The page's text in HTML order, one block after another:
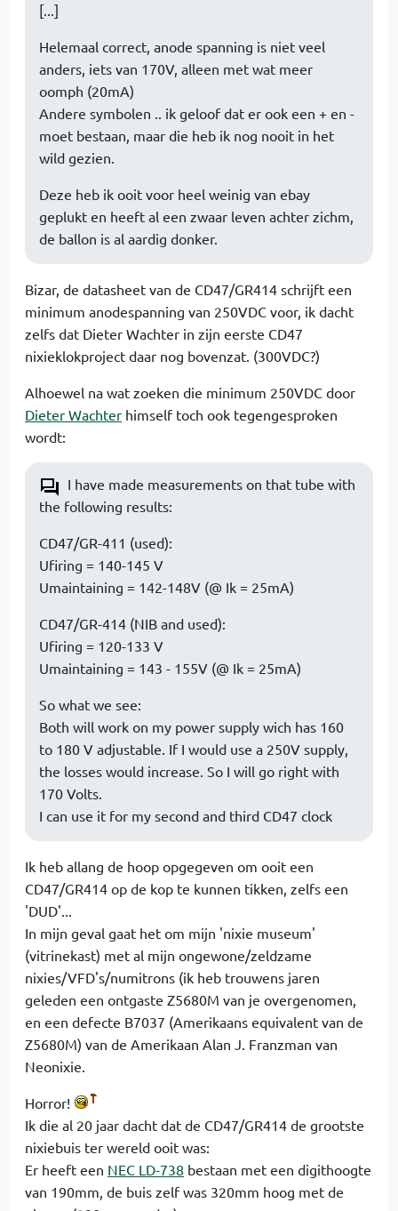
[...]
Helemaal correct, anode spanning is niet veel
anders, iets van 170V, alleen met wat meer
oomph (20mA)
Andere symbolen .. ik geloof dat er ook een + en -
moet bestaan, maar die heb ik nog nooit in het
wild gezien.
Deze heb ik ooit voor heel weinig van ebay
geplukt en heeft al een zwaar leven achter zichm,
de ballon is al aardig donker.
Bizar, de datasheet van de CD47/GR414 schrijft een
minimum anodespanning van 250VDC voor, ik dacht
zelfs dat Dieter Wachter in zijn eerste CD47
nixieklokproject daar nog bovenzat. (300VDC?)
Alhoewel na wat zoeken die minimum 250VDC door
Dieter Wachter himself toch ook tegengesproken
wordt:
I have made measurements on that tube with
the following results:
CD47/GR-411 (used):
Ufiring = 140-145 V
Umaintaining = 142-148V (@ Ik = 25mA)
CD47/GR-414 (NIB and used):
Ufiring = 120-133 V
Umaintaining = 143 - 155V (@ Ik = 25mA)
So what we see:
Both will work on my power supply wich has 160
to 180 V adjustable. If I would use a 250V supply,
the losses would increase. So I will go right with
170 Volts.
I can use it for my second and third CD47 clock
Ik heb allang de hoop opgegeven om ooit een
CD47/GR414 op de kop te kunnen tikken, zelfs een
'DUD'...
In mijn geval gaat het om mijn 'nixie museum'
(vitrinekast) met al mijn ongewone/zeldzame
nixies/VFD's/numitrons (ik heb trouwens jaren
geleden een ontgaste Z5680M van je overgenomen,
en een defecte B7037 (Amerikaans equivalent van de
Z5680M) van de Amerikaan Alan J. Franzman van
Neonixie.
Horror!
Ik die al 20 jaar dacht dat de CD47/GR414 de grootste
nixiebuis ter wereld ooit was:
Er heeft een NEC LD-738 bestaan met een digithoogte
van 190mm, de buis zelf was 320mm hoog met de